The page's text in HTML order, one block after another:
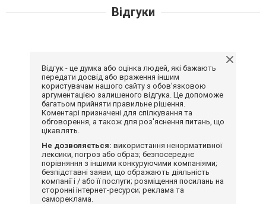
Відгуки
Відгук - це думка або оцінка людей, які бажають
передати досвід або враження іншим
користувачам нашого сайту з обов'язковою
аргументацією залишеного відгука. Це допоможе
багатьом прийняти правильне рішення.
Коментарі призначені для спілкування та
обговорення, а також для роз'яснення питань, що
цікавлять.
Не дозволяється: використання ненормативної
лексики, погроз або образ; безпосереднє
порівняння з іншими конкуруючими компаніями;
безпідставні заяви, що ображають діяльність
компанії і / або її послуги; розміщення посилань на
сторонні інтернет-ресурси; реклама та
самореклама.